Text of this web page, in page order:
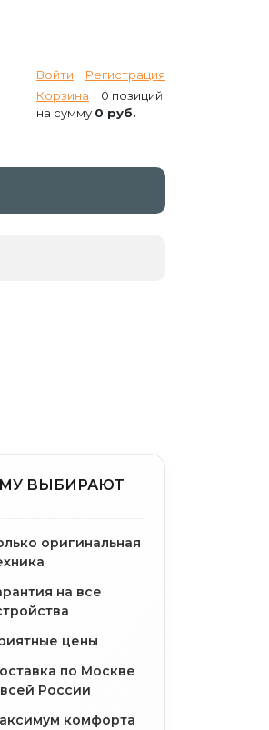
Войти
Регистрация
Корзина
0 позиций
на сумму 0 руб.
ВЫБИРАЮТ
оригинальная
на все
цены
по Москве
России
комфорта